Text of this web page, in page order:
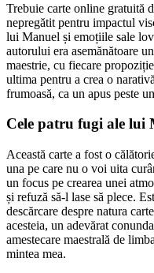
Trebuie carte online gratuită
nepregătit pentru impactul
lui Manuel și emoțiile sale
autorului era asemănătoare
maestrie, cu fiecare
ultima pentru a crea o
frumoasă, ca un apus peste
Cele patru fugi ale lui
Această carte a fost o
una pe care nu o voi uita
un focus pe crearea unei
și refuză să-l lase să plece.
descărcare despre natura
acesteia, un adevărat
amestecare maestrală de
mintea mea.